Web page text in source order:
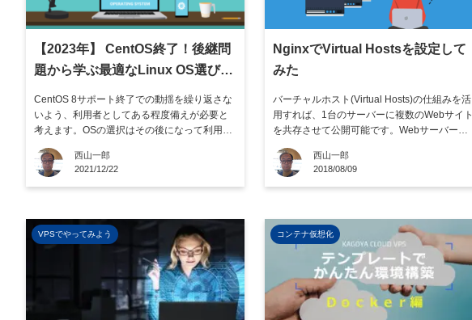
【2023年】 CentOS終了！後継問
題から学ぶ最適なLinux OS選びと
CentOS 8サポート終了での動揺を繰り返さな
いよう、利用者としてある程度備えが必要と
考えます。OSの選択はその後になって利用者
に影響する可能性があり、変更する場合には
膨大な労力がかかります。この記事では、 あ
らためてLinux ディストリビューションを選択
するポイントを整理し、CentOS 8以外にどの
西山一郎
2021/12/22
NginxでVirtual Hostsを設定して
みた
バーチャルホスト(Virtual Hosts)の仕組みを活
用すれば、1台のサーバーに複数のWebサイト
を共存させて公開可能です。Webサーバーに
は高速なNginxを選び、バーチャルホスト化す
る方法を初めての方にもわかりやすく解説し
ています。コピペして使えるコマンドも用意
しました。一度体験すれば決して敷居は高く
西山一郎
2018/08/09
VPSでやってみよう コンテナ仮想化